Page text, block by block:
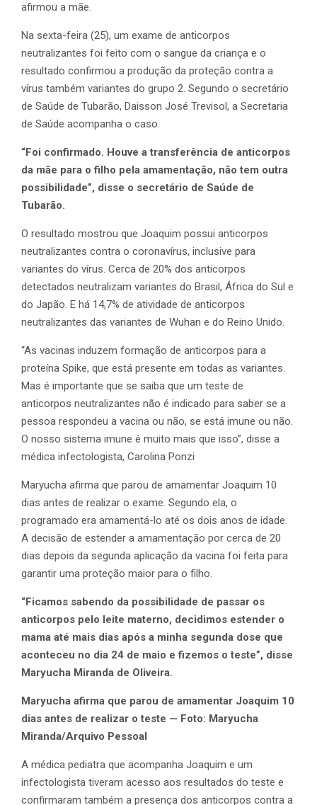
afirmou a mãe.
Na sexta-feira (25), um exame de anticorpos
neutralizantes foi feito com o sangue da criança e o
resultado confirmou a produção da proteção contra a
vírus também variantes do grupo 2. Segundo o secretário
de Saúde de Tubarão, Daisson José Trevisol, a Secretaria
de Saúde acompanha o caso.
“Foi confirmado. Houve a transferência de anticorpos
da mãe para o filho pela amamentação, não tem outra
possibilidade”, disse o secretário de Saúde de
Tubarão.
O resultado mostrou que Joaquim possui anticorpos
neutralizantes contra o coronavírus, inclusive para
variantes do vírus. Cerca de 20% dos anticorpos
detectados neutralizam variantes do Brasil, África do Sul e
do Japão. E há 14,7% de atividade de anticorpos
neutralizantes das variantes de Wuhan e do Reino Unido.
“As vacinas induzem formação de anticorpos para a
proteína Spike, que está presente em todas as variantes.
Mas é importante que se saiba que um teste de
anticorpos neutralizantes não é indicado para saber se a
pessoa respondeu a vacina ou não, se está imune ou não.
O nosso sistema imune é muito mais que isso”, disse a
médica infectologista, Carolina Ponzi
Maryucha afirma que parou de amamentar Joaquim 10
dias antes de realizar o exame. Segundo ela, o
programado era amamentá-lo até os dois anos de idade.
A decisão de estender a amamentação por cerca de 20
dias depois da segunda aplicação da vacina foi feita para
garantir uma proteção maior para o filho.
“Ficamos sabendo da possibilidade de passar os
anticorpos pelo leite materno, decidimos estender o
mama até mais dias após a minha segunda dose que
aconteceu no dia 24 de maio e fizemos o teste”, disse
Maryucha Miranda de Oliveira.
Maryucha afirma que parou de amamentar Joaquim 10
dias antes de realizar o teste — Foto: Maryucha
Miranda/Arquivo Pessoal
A médica pediatra que acompanha Joaquim e um
infectologista tiveram acesso aos resultados do teste e
confirmaram também a presença dos anticorpos contra a